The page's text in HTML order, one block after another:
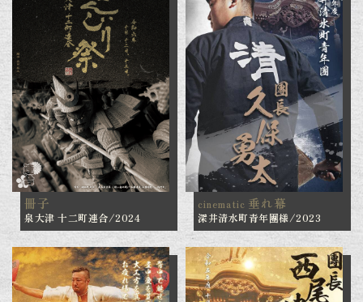
冊子
泉大津 十二町連合/2024
cinematic 垂れ幕
深井清水町青年團様/2023